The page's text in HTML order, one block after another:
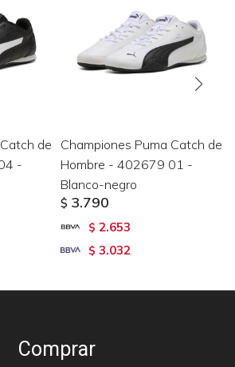
de
-
Championes Puma Catch de
Hombre - 402679 01 -
Blanco-negro
$ 3.790
$ 2.653
$ 3.032
Comprar